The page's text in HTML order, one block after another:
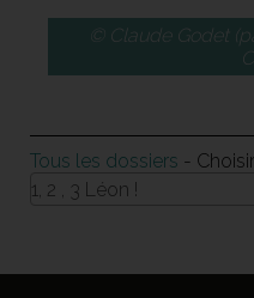
© Claude Godet
Tous les dossiers -
1, 2 , 3 Léon !